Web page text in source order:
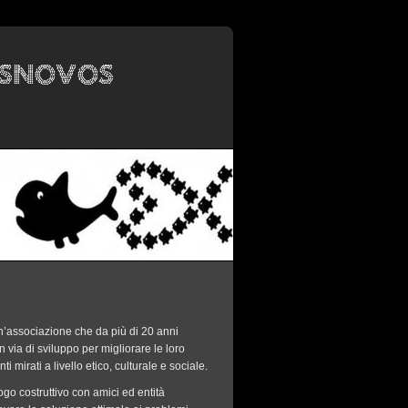
che da più di 20 anni
via di sviluppo per migliorare le loro
mirati a livello etico, culturale e sociale.
costruttivo con amici ed entità